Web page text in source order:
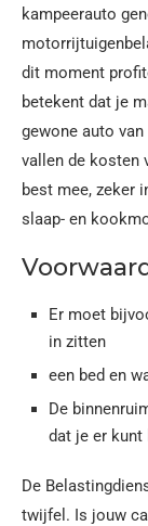
kampeerauto
dit moment
betekent dat je
gewone auto
vallen de kosten
best mee, zeker
slaap- en
Er moet
in zitten
een bed en
De
dat je er kunt
De
twijfel. Is jouw